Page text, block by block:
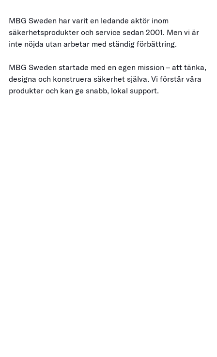
MBG Sweden har varit en ledande aktör inom
säkerhetsprodukter och service sedan 2001. Men vi är
inte nöjda utan arbetar med ständig förbättring.
MBG Sweden startade med en egen mission – att tänka,
designa och konstruera säkerhet själva. Vi förstår våra
produkter och kan ge snabb, lokal support.